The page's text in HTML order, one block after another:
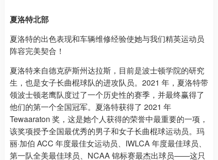
夏洛特北部
夏洛特的出色表现和车辆维修经验使她与我们精英运动员
阵容完美契合！
夏洛特来自德克萨斯州达拉斯，目前是波士顿学院的研究
生，也是女子长曲棍球队的进攻队员。2021 年，夏洛特带
领波士顿老鹰队度过了一个历史性的赛季，并最终赢得了
他们的第一个全国冠军。夏洛特获得了 2021 年
Tewaaraton 奖，这是她个人获得的荣誉中最重要的一项，
该奖项授予全国最优秀的男子和女子长曲棍球运动员。玛
丽·加伯 ACC 年度最佳女运动员、IWLCA 年度最佳球员、
第一队全美最佳球员、NCAA 锦标赛最杰出球员——这只